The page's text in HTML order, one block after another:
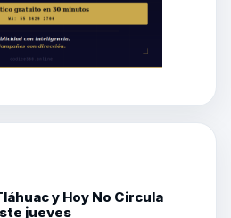
y Hoy No Circula
jueves